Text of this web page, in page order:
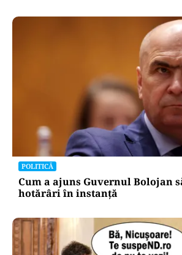
POLITICĂ
Cum a ajuns Guvernul Bolojan
hotărâri în instanță